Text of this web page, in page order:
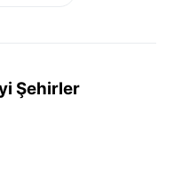
Şehirler